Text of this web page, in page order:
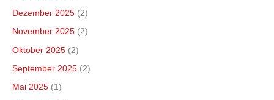
Dezember 2025 (2)
November 2025 (2)
Oktober 2025 (2)
September 2025 (2)
Mai 2025 (1)